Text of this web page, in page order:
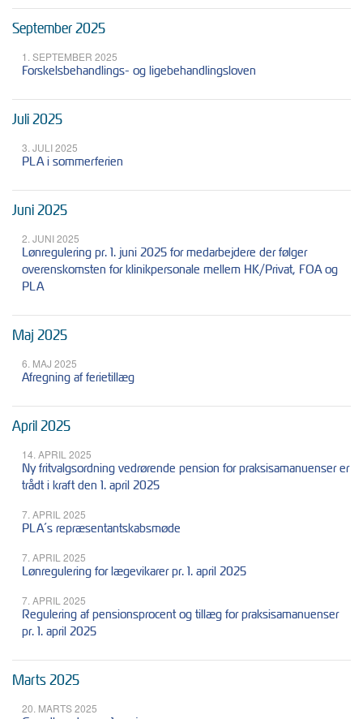
September 2025
1. SEPTEMBER 2025
Forskelsbehandlings- og ligebehandlingsloven
Juli 2025
3. JULI 2025
PLA i sommerferien
Juni 2025
2. JUNI 2025
Lønregulering pr. 1. juni 2025 for medarbejdere der følger
overenskomsten for klinikpersonale mellem HK/Privat, FOA og
PLA
Maj 2025
6. MAJ 2025
Afregning af ferietillæg
April 2025
14. APRIL 2025
Ny fritvalgsordning vedrørende pension for praksisamanuenser er
trådt i kraft den 1. april 2025
7. APRIL 2025
PLA´s repræsentantskabsmøde
7. APRIL 2025
Lønregulering for lægevikarer pr. 1. april 2025
7. APRIL 2025
Regulering af pensionsprocent og tillæg for praksisamanuenser
pr. 1. april 2025
Marts 2025
20. MARTS 2025